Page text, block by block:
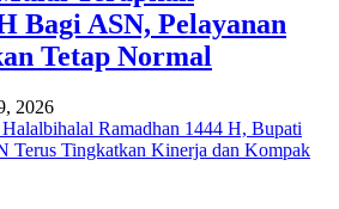
Bagi ASN, Pelayanan
Tetap Normal
2026